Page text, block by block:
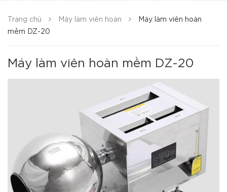
Trang chủ Máy làm viên hoàn
Máy làm viên hoàn
mềm DZ-20
Máy làm viên hoàn mềm DZ-20